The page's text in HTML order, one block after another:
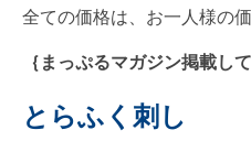
全ての価格は、お一人様の
｛まっぷるマガジン掲載し
とらふく刺し